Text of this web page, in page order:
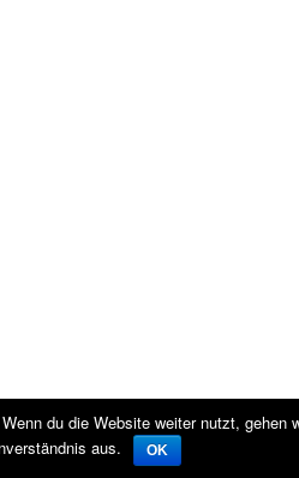
du die Website weiter nutzt, gehen
aus.
OK